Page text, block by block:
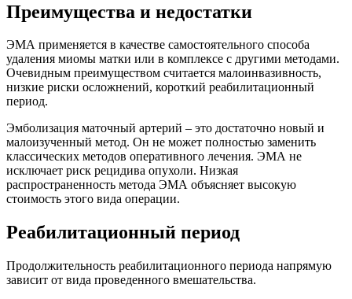
Преимущества и недостатки
ЭМА применяется в качестве самостоятельного способа
удаления миомы матки или в комплексе с другими методами.
Очевидным преимуществом считается малоинвазивность,
низкие риски осложнений, короткий реабилитационный
период.
Эмболизация маточный артерий – это достаточно новый и
малоизученный метод. Он не может полностью заменить
классических методов оперативного лечения. ЭМА не
исключает риск рецидива опухоли. Низкая
распространенность метода ЭМА объясняет высокую
стоимость этого вида операции.
Реабилитационный период
Продолжительность реабилитационного периода напрямую
зависит от вида проведенного вмешательства.